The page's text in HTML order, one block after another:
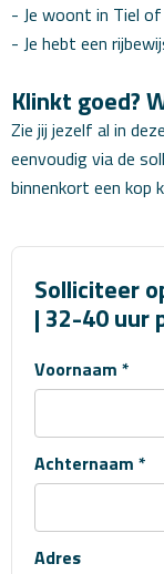
- Je woont in Tiel
- Je hebt een
Klinkt goed?
Zie jij jezelf al in
eenvoudig via de
binnenkort een kop
Solliciteer
| 32-40 uur
Voornaam *
Achternaam *
Adres